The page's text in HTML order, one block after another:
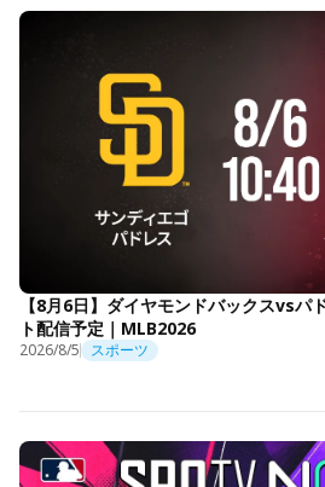
【8月6日】ダイヤモンドバックスvsパ
ト配信予定｜MLB2026
2026/8/5 スポーツ